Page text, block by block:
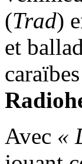
(Trad)
et
Avec «